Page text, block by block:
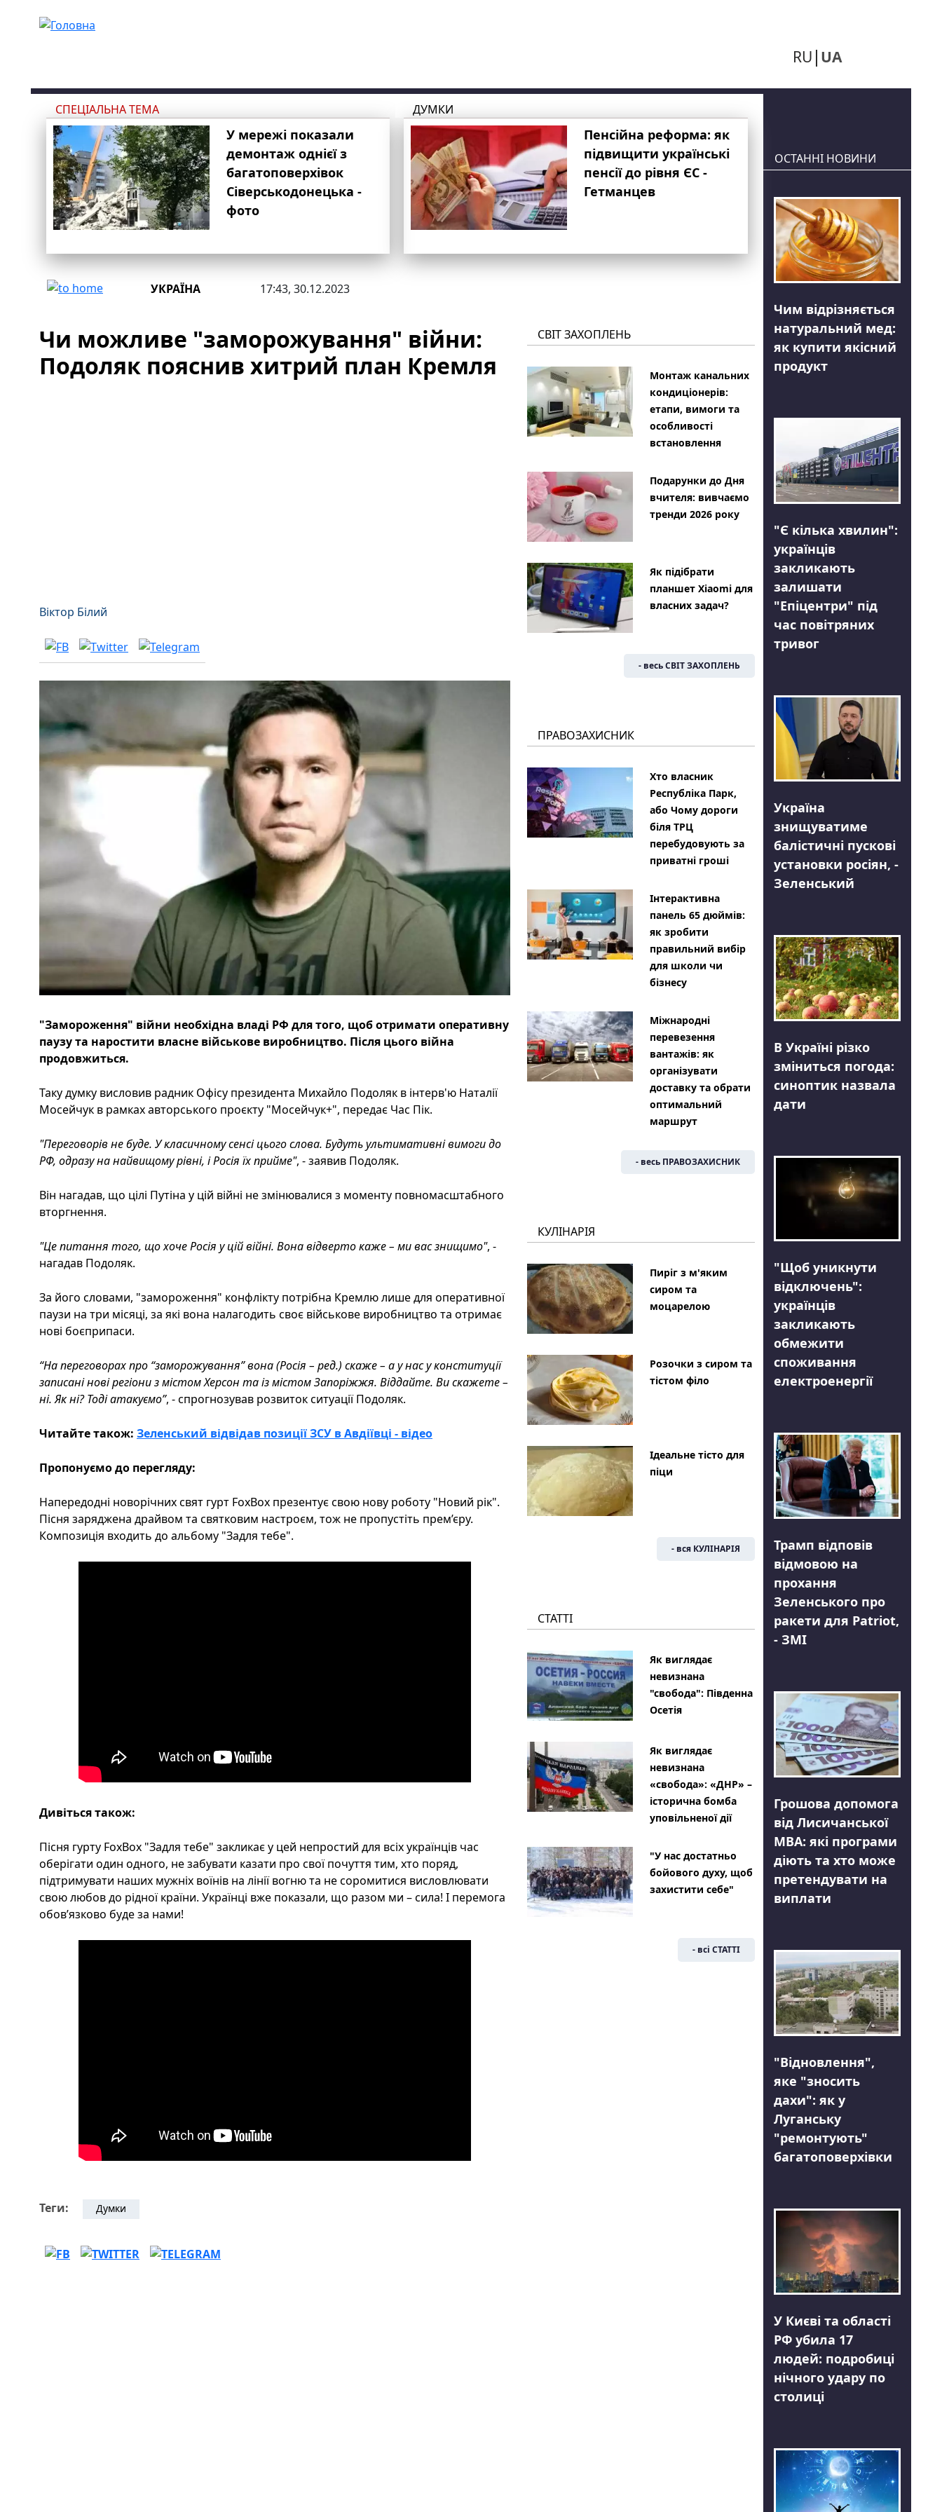
RU UA
СПЕЦІАЛЬНА ТЕМА
У мережі показали
демонтаж однієї з
багатоповерхівок
Сіверськодонецька -
фото
ДУМКИ
Пенсійна реформа: як
підвищити українські
пенсії до рівня ЄС -
Гетманцев
УКРАЇНА 17:43, 30.12.2023
Чи можливе "заморожування" війни:
Подоляк пояснив хитрий план Кремля
Віктор Білий
"Замороження" війни необхідна владі РФ для того, щоб отримати оперативну
паузу та наростити власне військове виробництво. Після цього війна
продовжиться.
Таку думку висловив радник Офісу президента Михайло Подоляк в інтерв'ю Наталії
Мосейчук в рамках авторського проєкту "Мосейчук+", передає Час Пік.
"Переговорів не буде. У класичному сенсі цього слова. Будуть ультимативні вимоги до
РФ, одразу на найвищому рівні, і Росія їх прийме", - заявив Подоляк.
Він нагадав, що цілі Путіна у цій війні не змінювалися з моменту повномасштабного
вторгнення.
"Це питання того, що хоче Росія у цій війні. Вона відверто каже – ми вас знищимо", -
нагадав Подоляк.
За його словами, "замороження" конфлікту потрібна Кремлю лише для оперативної
паузи на три місяці, за які вона налагодить своє військове виробництво та отримає
нові боєприпаси.
“На переговорах про “заморожування” вона (Росія – ред.) скаже – а у нас у конституції
записані нові регіони з містом Херсон та із містом Запоріжжя. Віддайте. Ви скажете –
ні. Як ні? Тоді атакуємо”, - спрогнозував розвиток ситуації Подоляк.
Читайте також: Зеленський відвідав позиції ЗСУ в Авдіївці - відео
Пропонуємо до перегляду:
Напередодні новорічних свят гурт FoxBox презентує свою нову роботу "Новий рік".
Пісня заряджена драйвом та святковим настроєм, тож не пропустіть прем’єру.
Композиція входить до альбому "Задля тебе".
Дивіться також:
Пісня гурту FoxBox "Задля тебе" закликає у цей непростий для всіх українців час
оберігати один одного, не забувати казати про свої почуття тим, хто поряд,
підтримувати наших мужніх воїнів на лінії вогню та не соромитися висловлювати
свою любов до рідної країни. Українці вже показали, що разом ми – сила! І перемога
обов’язково буде за нами!
Теги: Думки
СВІТ ЗАХОПЛЕНЬ
Монтаж канальних
кондиціонерів:
етапи, вимоги та
особливості
встановлення
Подарунки до Дня
вчителя: вивчаємо
тренди 2026 року
Як підібрати
планшет Xiaomi для
власних задач?
- весь СВІТ ЗАХОПЛЕНЬ
ПРАВОЗАХИСНИК
Хто власник
Республіка Парк,
або Чому дороги
біля ТРЦ
перебудовують за
приватні гроші
Інтерактивна
панель 65 дюймів:
як зробити
правильний вибір
для школи чи
бізнесу
Міжнародні
перевезення
вантажів: як
організувати
доставку та обрати
оптимальний
маршрут
- весь ПРАВОЗАХИСНИК
КУЛІНАРІЯ
Пиріг з м'яким
сиром та
моцарелою
Розочки з сиром та
тістом філо
Ідеальне тісто для
піци
- вся КУЛІНАРІЯ
СТАТТІ
Як виглядає
невизнана
"свобода": Південна
Осетія
Як виглядає
невизнана
«свобода»: «ДНР» –
історична бомба
уповільненої дії
"У нас достатньо
бойового духу, щоб
захистити себе"
- всі СТАТТІ
ОСТАННІ НОВИНИ
Чим відрізняється
натуральний мед:
як купити якісний
продукт
"Є кілька хвилин":
українців
закликають
залишати
"Епіцентри" під
час повітряних
тривог
Україна
знищуватиме
балістичні пускові
установки росіян, -
Зеленський
В Україні різко
зміниться погода:
синоптик назвала
дати
"Щоб уникнути
відключень":
українців
закликають
обмежити
споживання
електроенергії
Трамп відповів
відмовою на
прохання
Зеленського про
ракети для Patriot,
- ЗМІ
Грошова допомога
від Лисичанської
МВА: які програми
діють та хто може
претендувати на
виплати
"Відновлення",
яке "зносить
дахи": як у
Луганську
"ремонтують"
багатоповерхівки
У Києві та області
РФ убила 17
людей: подробиці
нічного удару по
столиці